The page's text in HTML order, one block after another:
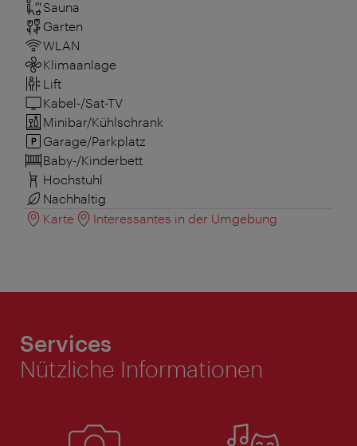
Sauna
Garten
WLAN
Klimaanlage
Lift
Kabel-/Sat-TV
Minibar/Kühlschrank
Garage/Parkplatz
Baby-/Kinderbett
Hochstuhl
Nachhaltig
Karte
Interessantes in der Umgebung
Services
Nützliche Informationen